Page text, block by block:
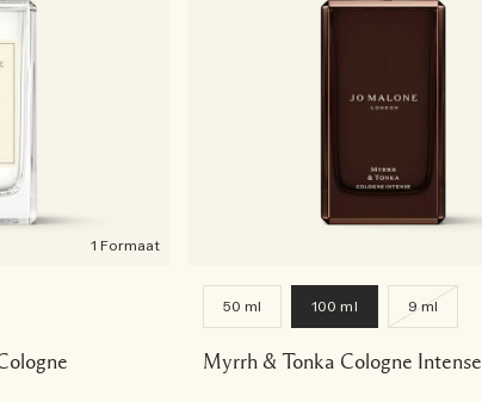
1 Formaat
50 ml 100 ml 9 ml
Myrrh & Tonka Cologne Intense